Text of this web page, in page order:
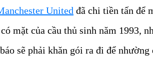
United đã chi tiền tấn để
mặt của cầu thủ sinh năm 1993,
sẽ phải khăn gói ra đi để nhường